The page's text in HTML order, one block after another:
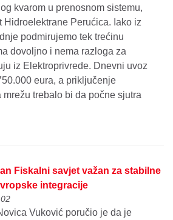
kvarom u prenosnom sistemu,
Hidroelektrane Perućica. Iako iz
podmirujemo tek trećinu
dovoljno i nema razloga za
iz Elektroprivrede. Dnevni uvoz
eura, a priključenje
mrežu trebalo bi da počne sjutra
Fiskalni savjet važan za stabilne
integracije
Vuković poručio je da je